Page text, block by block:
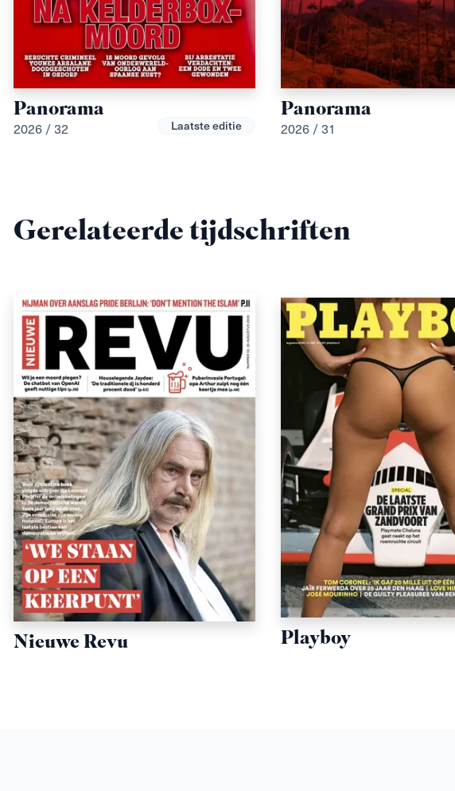
Panorama
2026 / 32 Laatste editie
Panorama
2026 / 31
Gerelateerde tijdschriften
Nieuwe Revu Playboy